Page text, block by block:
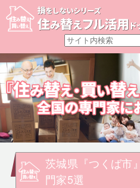
茨城県『つくば市
門家5選